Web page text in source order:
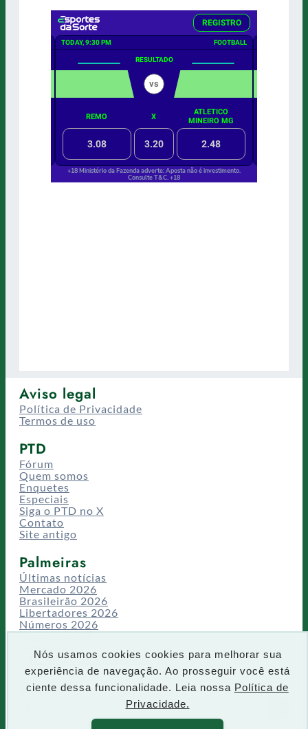
Nós usamos cookies cookies para melhorar sua
experiência de navegação. Ao prosseguir você está
ciente dessa funcionalidade. Leia nossa Política de
Privacidade.
Aviso legal
Política de Privacidade
Termos de uso
PTD
Fórum
Quem somos
Enquetes
Especiais
Siga o PTD no X
Contato
Site antigo
Palmeiras
Últimas notícias
Mercado 2026
Brasileirão 2026
Libertadores 2026
Números 2026
Campeonatos
CT/Centro de Excelência
Busca
P
e